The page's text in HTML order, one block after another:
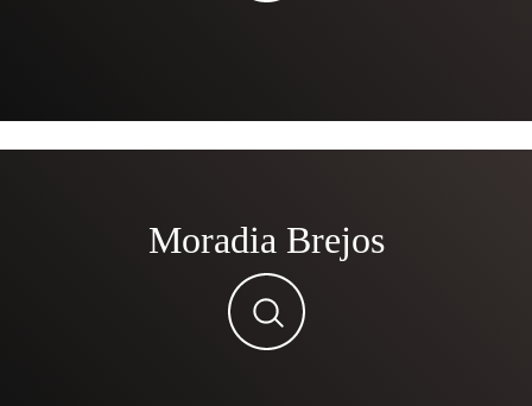
Moradia Brejos